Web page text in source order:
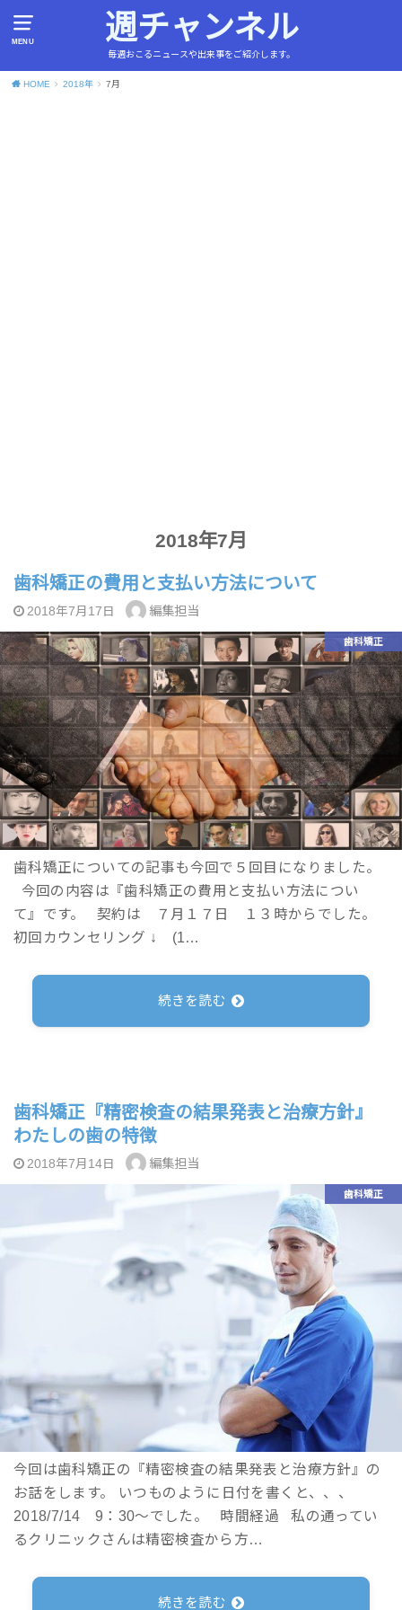
MENU 週チャンネル
毎週おこるニュースや出来事をご紹介します。
HOME 2018年 7月
2018年7月
歯科矯正の費用と支払い方法について
2018年7月17日 編集担当
歯科矯正
歯科矯正についての記事も今回で５回目になりました。
今回の内容は『歯科矯正の費用と支払い方法につい
て』です。 契約は ７月１７日 １３時からでした。
初回カウンセリング ↓ (1…
続きを読む
歯科矯正『精密検査の結果発表と治療方針』
わたしの歯の特徴
2018年7月14日 編集担当
歯科矯正
今回は歯科矯正の『精密検査の結果発表と治療方針』の
お話をします。 いつものように日付を書くと、、、
2018/7/14 9：30～でした。 時間経過 私の通ってい
るクリニックさんは精密検査から方…
続きを読む